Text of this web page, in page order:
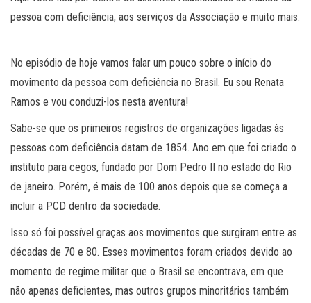
pessoa com deficiência, aos serviços da Associação e muito mais.
No episódio de hoje vamos falar um pouco sobre o início do
movimento da pessoa com deficiência no Brasil. Eu sou Renata
Ramos e vou conduzi-los nesta aventura!
Sabe-se que os primeiros registros de organizações ligadas às
pessoas com deficiência datam de 1854. Ano em que foi criado o
instituto para cegos, fundado por Dom Pedro II no estado do Rio
de janeiro. Porém, é mais de 100 anos depois que se começa a
incluir a PCD dentro da sociedade.
Isso só foi possível graças aos movimentos que surgiram entre as
décadas de 70 e 80. Esses movimentos foram criados devido ao
momento de regime militar que o Brasil se encontrava, em que
não apenas deficientes, mas outros grupos minoritários também